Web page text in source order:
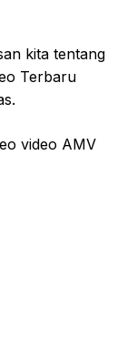
kita tentang
Terbaru
video AMV